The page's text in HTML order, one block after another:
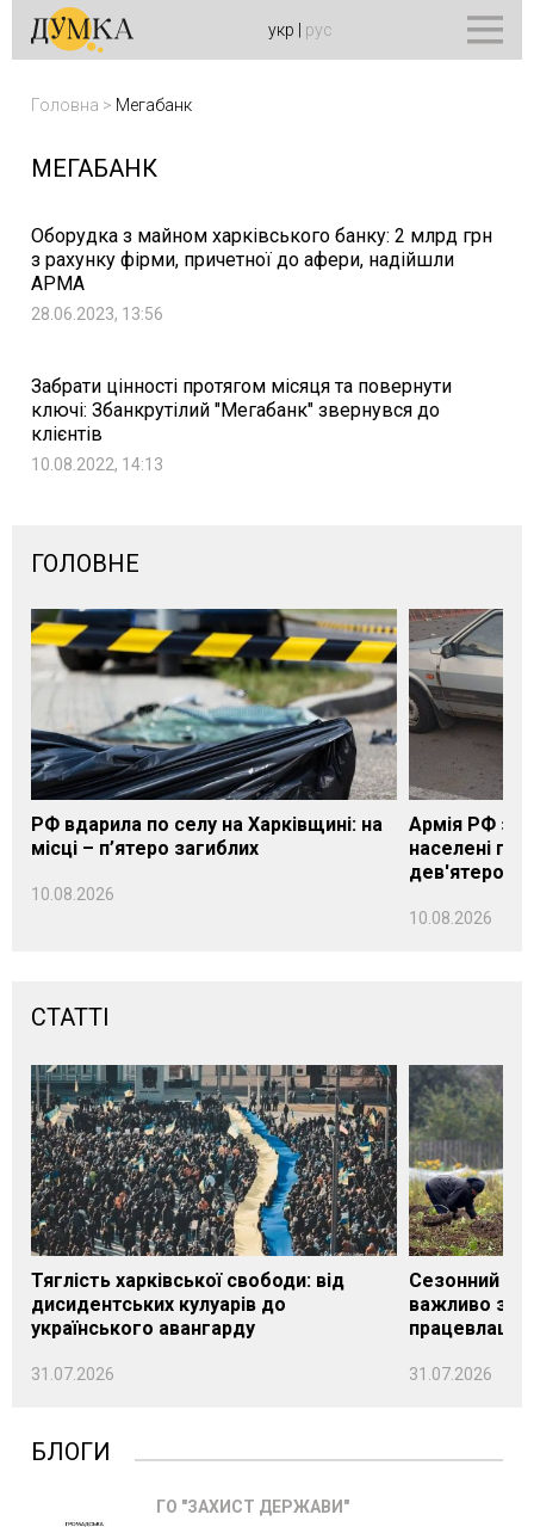
укр рус
Головна > Мегабанк
МЕГАБАНК
Оборудка з майном харківського банку: 2 млрд грн
з рахунку фірми, причетної до афери, надійшли
АРМА
28.06.2023, 13:56
Забрати цінності протягом місяця та повернути
ключі: Збанкрутілий "Мегабанк" звернувся до
клієнтів
10.08.2022, 14:13
ГОЛОВНЕ
РФ вдарила по селу на Харківщині: на
місці – п’ятеро загиблих
10.08.2026
Армія РФ за
населені
дев'ятеро
10.08.2026
СТАТТІ
Тяглість харківської свободи: від
дисидентських кулуарів до
українського авангарду
31.07.2026
Сезонний
важливо
31.07.2026
БЛОГИ
ГО "ЗАХИСТ ДЕРЖАВИ"